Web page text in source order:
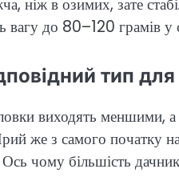
ніж в озимих, зате
вагу до 80–120 грамів у
тип
виходять меншими,
же з самого початку
чому більшість